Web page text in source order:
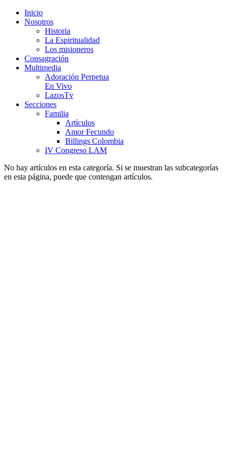
Inicio
Nosotros
Historia
La Espiritualidad
Los misioneros
Consagración
Multimedia
Adoración Perpetua
En Vivo
LazosTv
Secciones
Familia
Artículos
Amor Fecundo
Billings Colombia
IV Congreso LAM
No hay artículos en esta categoría. Si se muestran las subcategorías
en esta página, puede que contengan artículos.